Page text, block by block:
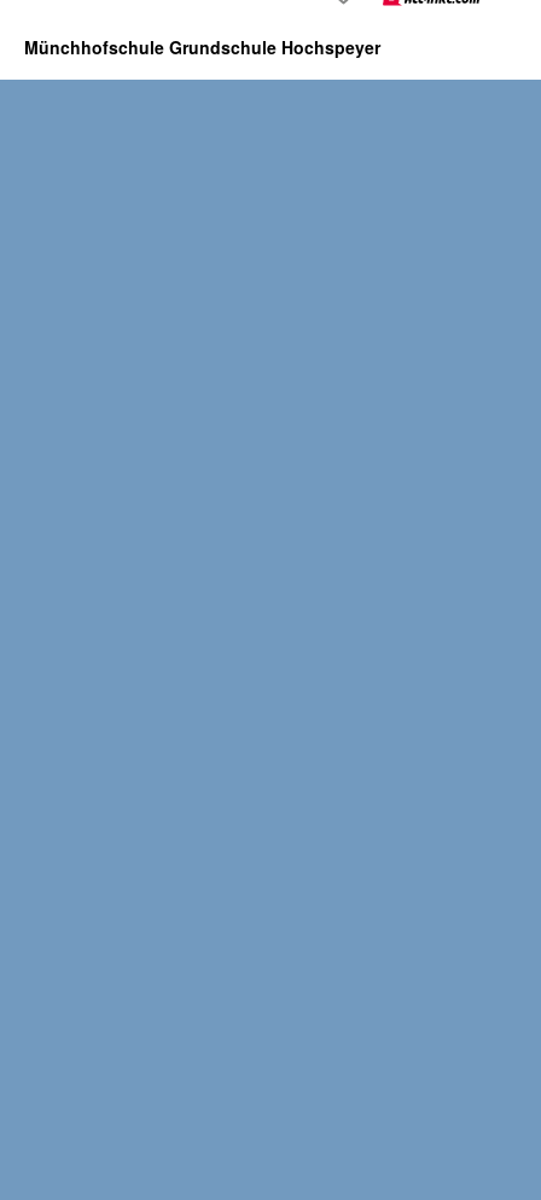
Münchhofschule Grundschule Hochspeyer